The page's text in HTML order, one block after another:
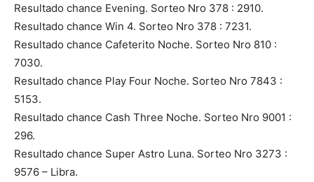
Resultado chance Evening. Sorteo Nro 378 : 2910.
Resultado chance Win 4. Sorteo Nro 378 : 7231.
Resultado chance Cafeterito Noche. Sorteo Nro 810 :
7030.
Resultado chance Play Four Noche. Sorteo Nro 7843 :
5153.
Resultado chance Cash Three Noche. Sorteo Nro 9001 :
296.
Resultado chance Super Astro Luna. Sorteo Nro 3273 :
9576 – Libra.